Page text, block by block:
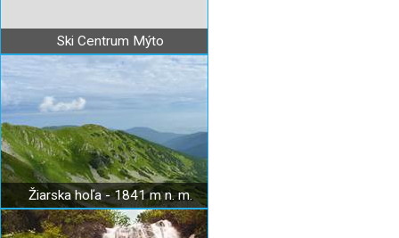
Ski Centrum Mýto
Žiarska hoľa - 1841 m n. m.